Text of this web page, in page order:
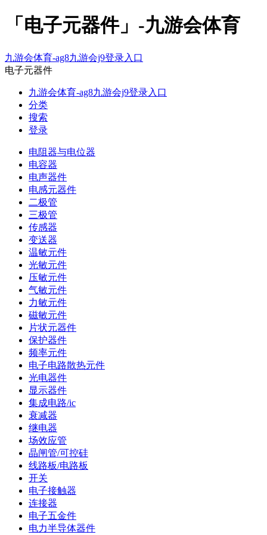
「电子元器件」-九游会体育
九游会体育-ag8九游会j9登录入口
电子元器件
九游会体育-ag8九游会j9登录入口
分类
搜索
登录
电阻器与电位器
电容器
电声器件
电感元器件
二极管
三极管
传感器
变送器
温敏元件
光敏元件
压敏元件
气敏元件
力敏元件
磁敏元件
片状元器件
保护器件
频率元件
电子电路散热元件
光电器件
显示器件
集成电路/ic
衰减器
继电器
场效应管
晶闸管/可控硅
线路板/电路板
开关
电子接触器
连接器
电子五金件
电力半导体器件